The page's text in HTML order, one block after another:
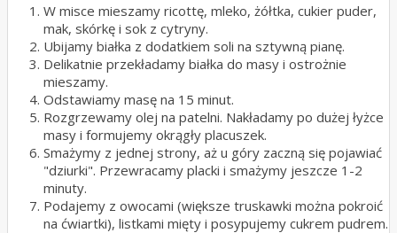
W misce mieszamy ricottę, mleko, żółtka, cukier puder,
mak, skórkę i sok z cytryny.
Ubijamy białka z dodatkiem soli na sztywną pianę.
Delikatnie przekładamy białka do masy i ostrożnie
mieszamy.
Odstawiamy masę na 15 minut.
Rozgrzewamy olej na patelni. Nakładamy po dużej łyżce
masy i formujemy okrągły placuszek.
Smażymy z jednej strony, aż u góry zaczną się pojawiać
"dziurki". Przewracamy placki i smażymy jeszcze 1-2
minuty.
Podajemy z owocami (większe truskawki można pokroić
na ćwiartki), listkami mięty i posypujemy cukrem pudrem.